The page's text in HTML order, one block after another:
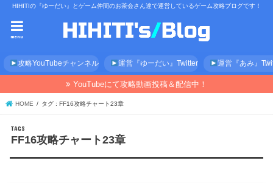
HIHITIの『ゆーだい』とゲーム仲間のお茶会さん達で運営しているゲーム攻略ブログです！
menu
攻略YouTubeチャンネル 運営『ゆーだい』Twitter 運営『あみ』
YouTubeにて攻略動画投稿＆配信中！
HOME タグ : FF16攻略チャート23章
FF16攻略チャート23章